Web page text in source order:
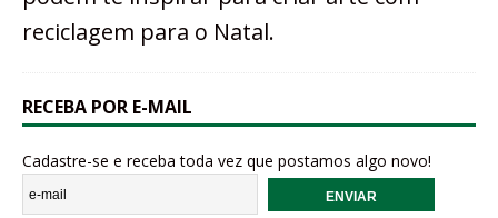
reciclagem para o Natal.
RECEBA POR E-MAIL
Cadastre-se e receba toda vez que postamos algo novo!